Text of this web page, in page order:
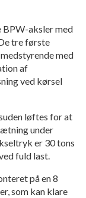
BPW-aksler med
tre første
med
af
ved kørsel
løftes for at
under
er 30 tons
fuld last.
på en 8
som kan klare